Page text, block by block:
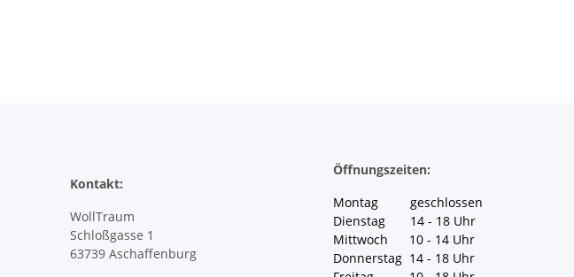
Kontakt:
WollTraum
Schloßgasse 1
63739 Aschaffenburg
Öffnungszeiten:
Montag geschlossen
Dienstag 14 - 18 Uhr
Mittwoch 10 - 14 Uhr
Donnerstag 14 - 18 Uhr